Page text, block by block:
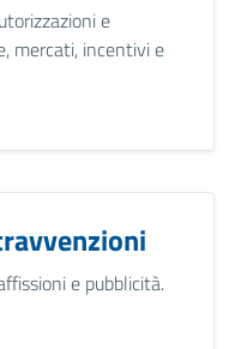
e
mercati, incentivi e
e pubblicità.